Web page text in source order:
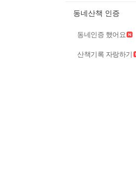
동네산책 인증
동네인증 했어요
산책기록 자랑하기